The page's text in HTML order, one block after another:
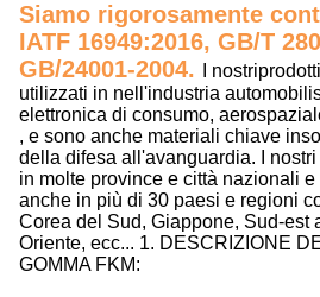
Siamo rigorosamente
IATF 16949:2016, GB/T
GB/24001-2004.
I nostri
utilizzati in nell'industria
elettronica di consumo,
, e sono anche materiali chiave
della difesa all'avanguardia.
I
in molte province e città nazionali
anche in più di 30 paesi e regioni
Corea del Sud, Giappone, Sud-est
Oriente, ecc... 1. DESCRIZIONE
GOMMA FKM: